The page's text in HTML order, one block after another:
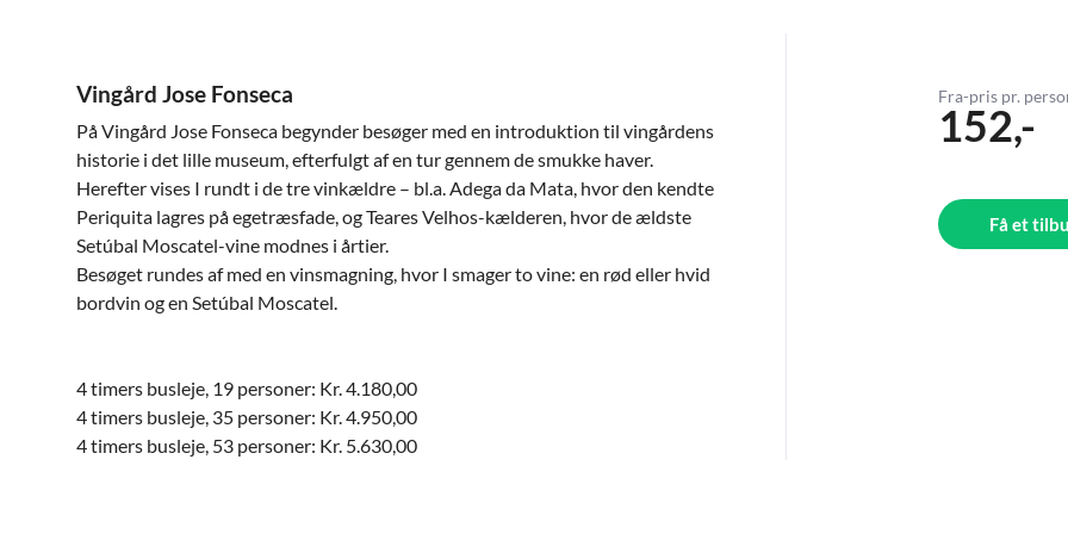
Vingård Jose Fonseca
På Vingård Jose Fonseca begynder besøger med en introduktion til vingårdens
historie i det lille museum, efterfulgt af en tur gennem de smukke haver.
Herefter vises I rundt i de tre vinkældre – bl.a. Adega da Mata, hvor den kendte
Periquita lagres på egetræsfade, og Teares Velhos-kælderen, hvor de ældste
Setúbal Moscatel-vine modnes i årtier.
Besøget rundes af med en vinsmagning, hvor I smager to vine: en rød eller hvid
bordvin og en Setúbal Moscatel.
4 timers busleje, 19 personer: Kr. 4.180,00
4 timers busleje, 35 personer: Kr. 4.950,00
4 timers busleje, 53 personer: Kr. 5.630,00
Fra-pris pr.
152,-
Få et